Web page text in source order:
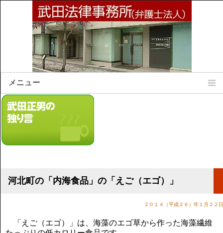
メニュー
Home
所属弁護士
法律相談案内
リンク集
講演のご案内
河北町の「内海食品」の「えご（エゴ）」
２０１４（平成２６）年１月２２日
「えご（エゴ）」は、海藻のエゴ草から作った海藻繊維